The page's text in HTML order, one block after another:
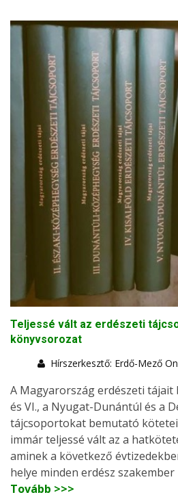
Teljessé vált az erdészeti
könyvsorozat
Hírszerkesztő: Erdő-Mező
A Magyarország erdészeti tájait
és VI., a Nyugat-Dunántúl és a
tájcsoportokat bemutató
immár teljessé vált az a
aminek a következő
helye minden erdész
Tovább >>>